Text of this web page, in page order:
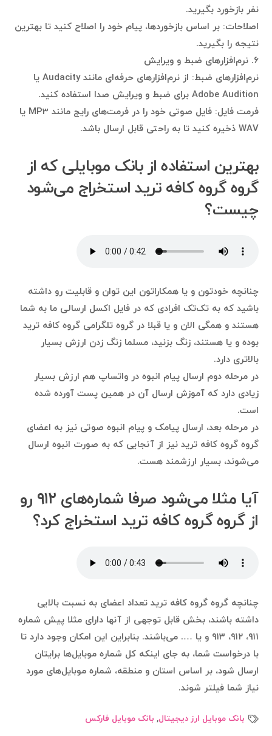
نفر بازخورد بگیرید.
اصلاحات: بر اساس بازخوردها، پیام خود را اصلاح کنید تا بهترین
نتیجه را بگیرید.
۶. نرم‌افزارهای ضبط و ویرایش
نرم‌افزارهای ضبط: از نرم‌افزارهای حرفه‌ای مانند Audacity یا
Adobe Audition برای ضبط و ویرایش صدا استفاده کنید.
فرمت فایل: فایل صوتی خود را در فرمت‌های رایج مانند MP3 یا
WAV ذخیره کنید تا به راحتی قابل ارسال باشد.
بهترین استفاده‌ از بانک موبایلی که از
گروه گروه کافه ترید استخراج می‌شود
چیست؟
چنانچه خودتون و یا همکاراتون این توان و قابلیت رو داشته
باشید که به تک‌تک افرادی که در فایل اکسل ارسالی ما به شما
هستند و همگی الان و یا قبلا در گروه تلگرامی گروه کافه ترید
بوده و یا هستند، زنگ بزنید، مسلما زنگ زدن ارزش بسیار
بالاتری دارد.
در مرحله دوم ارسال پیام انبوه در واتساپ هم ارزش بسیار
زیادی دارد که آموزش ارسال آن در همین پست آورده شده
است.
در مرحله بعد، ارسال پیامک و پیام انبوه صوتی نیز به اعضای
گروه گروه کافه ترید نیز از آنجایی که به صورت انبوه ارسال
می‌شوند، بسیار ارزشمند هست.
آیا مثلا می‌شود صرفا شماره‌های ۹۱۲ رو
از گروه گروه کافه ترید استخراج کرد؟
چنانچه گروه گروه کافه ترید تعداد اعضای به نسبت بالایی
داشته باشند، بخش قابل توجهی از آنها دارای مثلا پیش شماره
۹۱۱، ۹۱۲، ۹۱۳ و یا …. می‌باشند. بنابراین این امکان وجود دارد تا
با درخواست شما، به جای اینکه کل شماره موبایل‌ها برایتان
ارسال شود، بر اساس استان و منطقه، شماره موبایل‌های مورد
نیاز شما فیلتر شوند.
بانک موبایل ارز دیجیتال, بانک موبایل فارکس